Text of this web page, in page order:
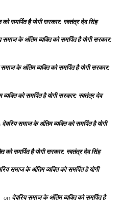
समर्पित है योगी सरकार: स्वतंत्र देव सिंह
समाज के अंतिम व्यक्ति को समर्पित है योगी सरकार:
के अंतिम व्यक्ति को समर्पित है योगी सरकार:
को समर्पित है योगी सरकार: स्वतंत्र देव
देवरिय समाज के अंतिम व्यक्ति को समर्पित है योगी
को समर्पित है योगी सरकार: स्वतंत्र देव सिंह
समाज के अंतिम व्यक्ति को समर्पित है योगी
on देवरिय समाज के अंतिम व्यक्ति को समर्पित है